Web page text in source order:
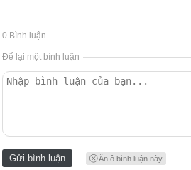
0 Bình luận
Để lại một bình luận
Ẩn ô bình luận này